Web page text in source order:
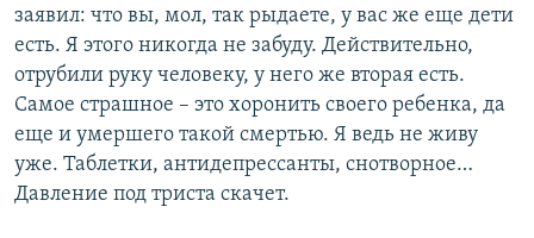
заявил: что вы, мол, так рыдаете, у вас же еще дети
есть. Я этого никогда не забуду. Действительно,
отрубили руку человеку, у него же вторая есть.
Самое страшное – это хоронить своего ребенка, да
еще и умершего такой смертью. Я ведь не живу
уже. Таблетки, антидепрессанты, снотворное…
Давление под триста скачет.